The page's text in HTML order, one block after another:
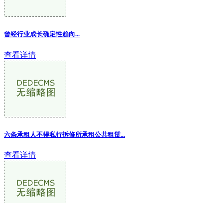
曾经行业成长确定性趋向...
查看详情
六条承租人不得私行拆修所承租公共租赁...
查看详情